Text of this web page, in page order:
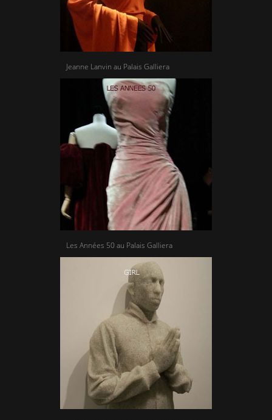
Jeanne Lanvin au Palais Galliera
Les Années 50 au Palais Galliera